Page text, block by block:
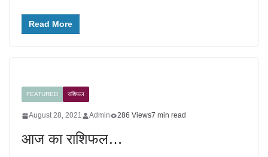
Read More
FEATURED राशिफल
August 28, 2021 Admin 286 Views7 min read
आज का राशिफल…